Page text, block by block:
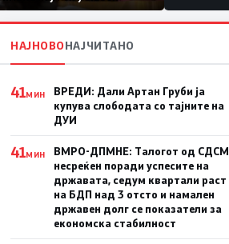
првачиња помалку
НАЈНОВОНАЈЧИТАНО
41МИН
ВРЕДИ: Дали Артан Груби ја
купува слободата со тајните на
ДУИ
41МИН
ВМРО-ДПМНЕ: Талогот од СДСМ
несреќен поради успесите на
државата, седум квартали раст
на БДП над 3 отсто и намален
државен долг се показатели за
економска стабилност